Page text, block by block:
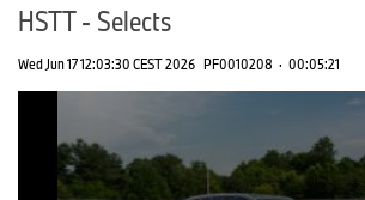
HSTT - Selects
Wed Jun 17 12:03:30 CEST 2026 PF0010208 · 00:05:21